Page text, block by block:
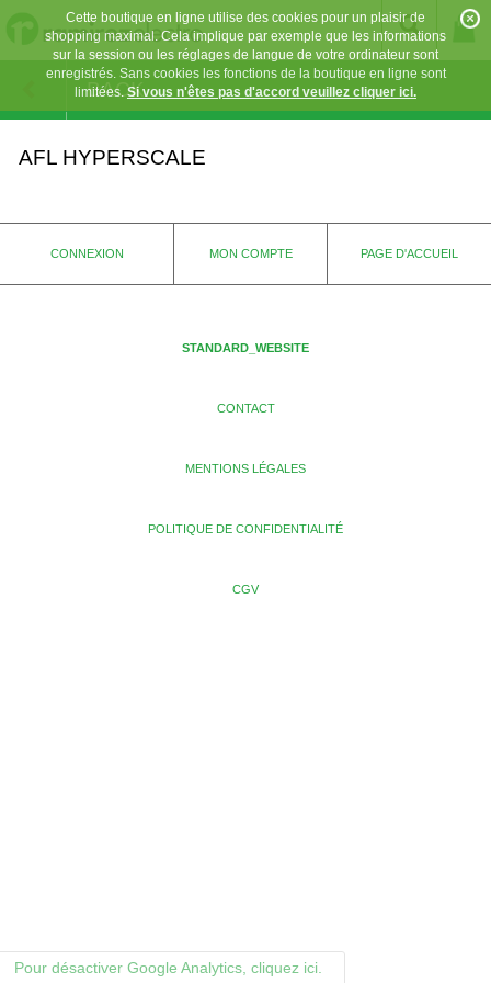
Cette boutique en ligne utilise des cookies pour un plaisir de
shopping maximal. Cela implique par exemple que les informations
sur la session ou les réglages de langue de votre ordinateur sont
enregistrés. Sans cookies les fonctions de la boutique en ligne sont
limitées. Si vous n'êtes pas d'accord veuillez cliquer ici.
BACK
AFL HYPERSCALE
CONNEXION MON COMPTE PAGE D'ACCUEIL
STANDARD_WEBSITE
CONTACT
MENTIONS LÉGALES
POLITIQUE DE CONFIDENTIALITÉ
CGV
Pour désactiver Google Analytics, cliquez ici.